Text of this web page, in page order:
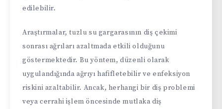
edilebilir.
Araştırmalar, tuzlu su gargarasının diş çekimi
sonrası ağrıları azaltmada etkili olduğunu
göstermektedir. Bu yöntem, düzenli olarak
uygulandığında ağrıyı hafifletebilir ve enfeksiyon
riskini azaltabilir. Ancak, herhangi bir diş problemi
veya cerrahi işlem öncesinde mutlaka diş